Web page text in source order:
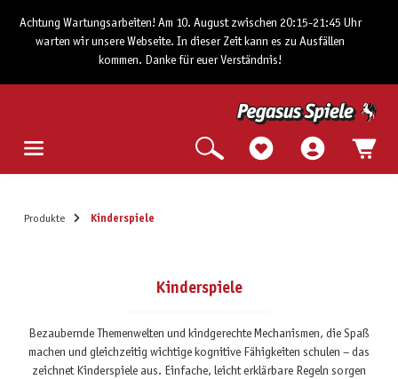
Achtung Wartungsarbeiten! Am 10. August zwischen 20:15-21:45 Uhr
warten wir unsere Webseite. In dieser Zeit kann es zu Ausfällen
kommen. Danke für euer Verständnis!
Produkte Kinderspiele
Kinderspiele
Bezaubernde Themenwelten und kindgerechte Mechanismen, die Spaß
machen und gleichzeitig wichtige kognitive Fähigkeiten schulen – das
zeichnet Kinderspiele aus. Einfache, leicht erklärbare Regeln sorgen